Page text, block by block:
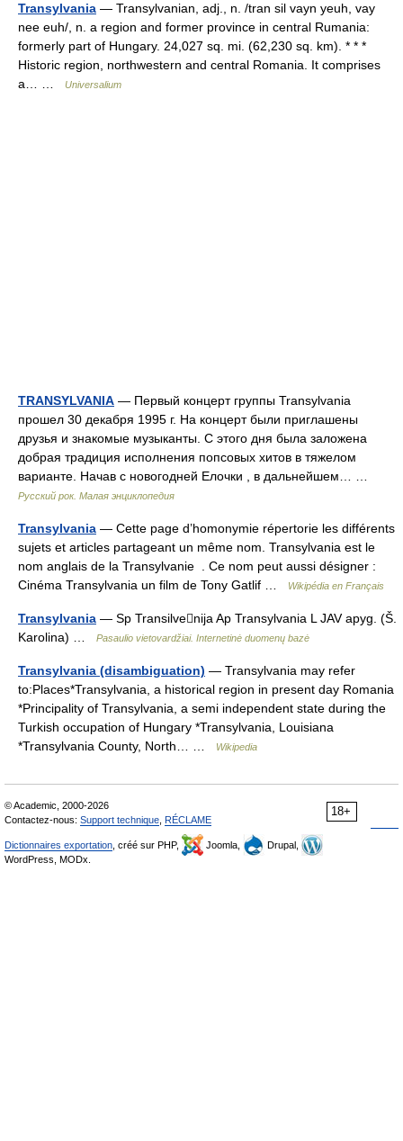
Transylvania — Transylvanian, adj., n. /tran sil vayn yeuh, vay
nee euh/, n. a region and former province in central Rumania:
formerly part of Hungary. 24,027 sq. mi. (62,230 sq. km). * * *
Historic region, northwestern and central Romania. It comprises
a… …
Universalium
TRANSYLVANIA — Первый концерт группы Transylvania
прошел 30 декабря 1995 г. На концерт были приглашены
друзья и знакомые музыканты. С этого дня была заложена
добрая традиция исполнения попсовых хитов в тяжелом
варианте. Начав с новогодней Елочки , в дальнейшем… …
Русский рок. Малая энциклопедия
Transylvania — Cette page d’homonymie répertorie les différents
sujets et articles partageant un même nom. Transylvania est le
nom anglais de la Transylvanie . Ce nom peut aussi désigner :
Cinéma Transylvania un film de Tony Gatlif …
Wikipédia en Français
Transylvania — Sp Transilvenija Ap Transylvania L JAV apyg. (Š.
Karolina) …
Pasaulio vietovardžiai. Internetinė duomenų bazė
Transylvania (disambiguation) — Transylvania may refer
to:Places*Transylvania, a historical region in present day Romania
*Principality of Transylvania, a semi independent state during the
Turkish occupation of Hungary *Transylvania, Louisiana
*Transylvania County, North… …
Wikipedia
18+
© Academic, 2000-2026
Contactez-nous: Support technique RÉCLAME
Dictionnaires exportation , créé sur PHP, Joomla,
Drupal,
WordPress, MODx.